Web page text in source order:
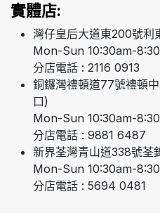
實體店:
灣仔皇后大道東200號利
Mon-Sun 10:30am-
分店電話 : 2116 0913
銅鑼灣禮頓道77號禮頓
口)
Mon-Sun 10:30am-
分店電話 : 9881 6487
新界荃灣青山道338號荃
Mon-Sun 10:30am-
分店電話 : 5694 0481